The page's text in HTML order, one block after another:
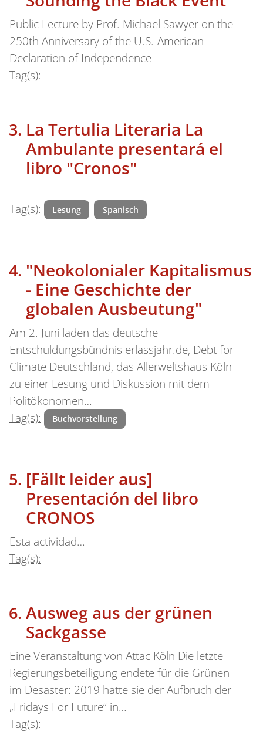
Public Lecture by Prof. Michael Sawyer on the
250th Anniversary of the U.S.-American
Declaration of Independence
Tag(s):
La Tertulia Literaria La
Ambulante presentará el
libro "Cronos"
Tag(s): Lesung Spanisch
"Neokolonialer Kapitalismus
- Eine Geschichte der
globalen Ausbeutung"
Am 2. Juni laden das deutsche
Entschuldungsbündnis erlassjahr.de, Debt for
Climate Deutschland, das Allerweltshaus Köln
zu einer Lesung und Diskussion mit dem
Politökonomen…
Tag(s):
Buchvorstellung
[Fällt leider aus]
Presentación del libro
CRONOS
Esta actividad…
Tag(s):
Ausweg aus der grünen
Sackgasse
Eine Veranstaltung von Attac Köln Die letzte
Regierungsbeteiligung endete für die Grünen
im Desaster: 2019 hatte sie der Aufbruch der
„Fridays For Future“ in…
Tag(s):